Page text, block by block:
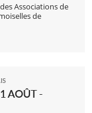
Associations de
de
AOÛT -